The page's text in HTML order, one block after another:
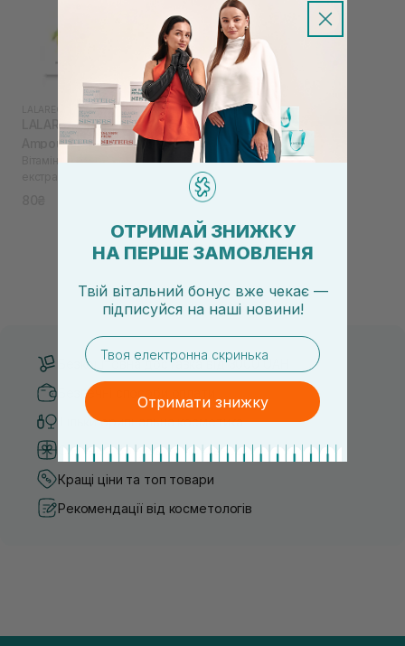
LALARECIPE YUZU VITA C
LALARECIPE Yuzu Vita C
Ampoule Pad 2 шт
Вітамінні педи для обличчя з
Безкоштовна доставка від 3000 UAH
Безпечні способи оплати
Тільки оригінальна косметика
Система бонусів та лояльності
Кращі ціни та топ товари
Рекомендації від косметологів
ОТРИМАЙ ЗНИЖКУ
НА ПЕРШЕ ЗАМОВЛЕНЯ
Твій вітальний бонус вже чекає —
підписуйся на наші новини!
email
Отримати знижку